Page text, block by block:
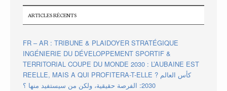
ARTICLES RÉCENTS
FR – AR : TRIBUNE & PLAIDOYER STRATÉGIQUE
INGÉNIERIE DU DÉVELOPPEMENT SPORTIF &
TERRITORIAL COUPE DU MONDE 2030 : L’AUBAINE EST
REELLE, MAIS A QUI PROFITERA-T-ELLE ? كأس العالم
2030: الفرصة حقيقية، ولكن من سيستفيد منها ؟